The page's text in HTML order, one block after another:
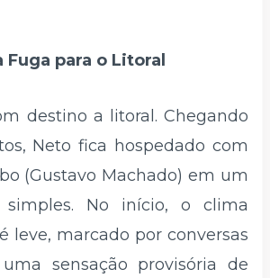
Fuga para o Litoral
destino a litoral. Chegando
Neto fica hospedado com
(Gustavo Machado) em um
simples. No início, o clima
leve, marcado por conversas
sensação provisória de